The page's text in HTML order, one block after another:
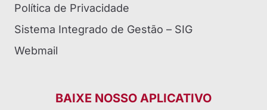
Política de Privacidade
Sistema Integrado de Gestão – SIG
Webmail
BAIXE NOSSO APLICATIVO